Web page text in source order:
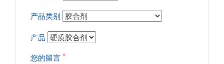
产品类别
产品
您的留言 *